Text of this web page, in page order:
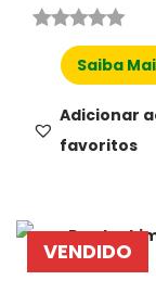
Saiba
Adicionar
favoritos
VENDIDO